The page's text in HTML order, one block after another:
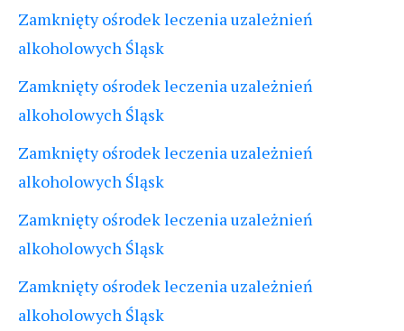
Zamknięty ośrodek leczenia uzależnień
alkoholowych Śląsk
Zamknięty ośrodek leczenia uzależnień
alkoholowych Śląsk
Zamknięty ośrodek leczenia uzależnień
alkoholowych Śląsk
Zamknięty ośrodek leczenia uzależnień
alkoholowych Śląsk
Zamknięty ośrodek leczenia uzależnień
alkoholowych Śląsk